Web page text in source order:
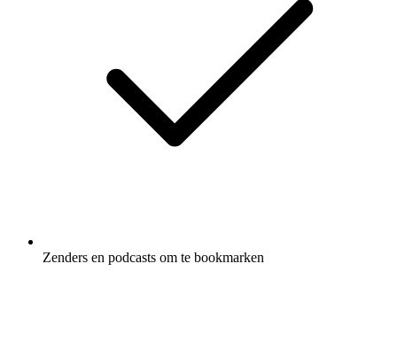
Zenders en podcasts om te bookmarken